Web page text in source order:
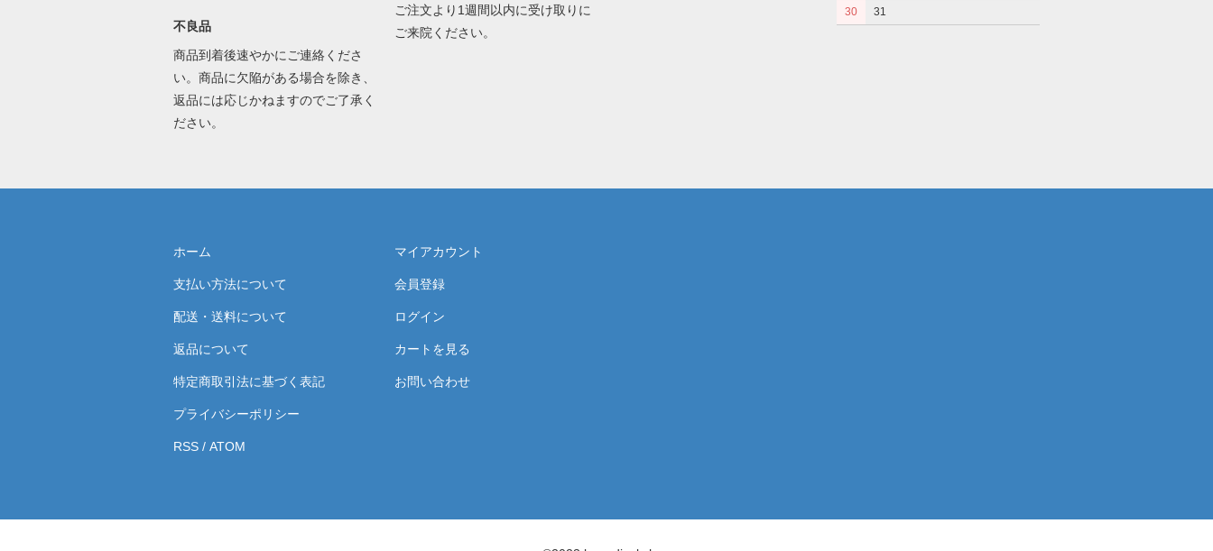
不良品
商品到着後速やかにご連絡くださ
い。商品に欠陥がある場合を除き、
返品には応じかねますのでご了承く
ださい。
ご注文より1週間以内に受け取りに
ご来院ください。
30
31
ホーム
支払い方法について
配送・送料について
返品について
特定商取引法に基づく表記
プライバシーポリシー
RSS/ ATOM
マイアカウント
会員登録
ログイン
カートを見る
お問い合わせ